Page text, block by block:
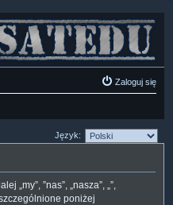
Zaloguj się
Język:
„my”, ”nas”, „nasza”, „”,
poniżej